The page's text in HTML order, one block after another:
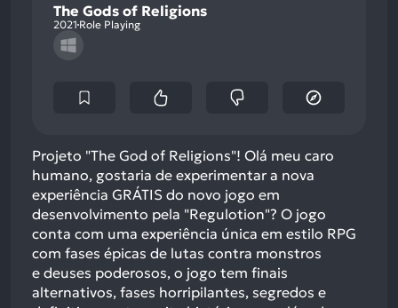
The Gods of Religions
2021 Role Playing
Projeto "The God of Religions"! Olá meu caro
humano, gostaria de experimentar a nova
experiência GRÁTIS do novo jogo em
desenvolvimento pela "Regulotion"? O jogo
conta com uma experiência única em estilo RPG
com fases épicas de lutas contra monstros
e deuses poderosos, o jogo tem finais
alternativos, fases horripilantes, segredos e